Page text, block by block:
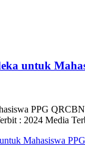
untuk
PPG
: 2024 Media
Mahasiswa PPG